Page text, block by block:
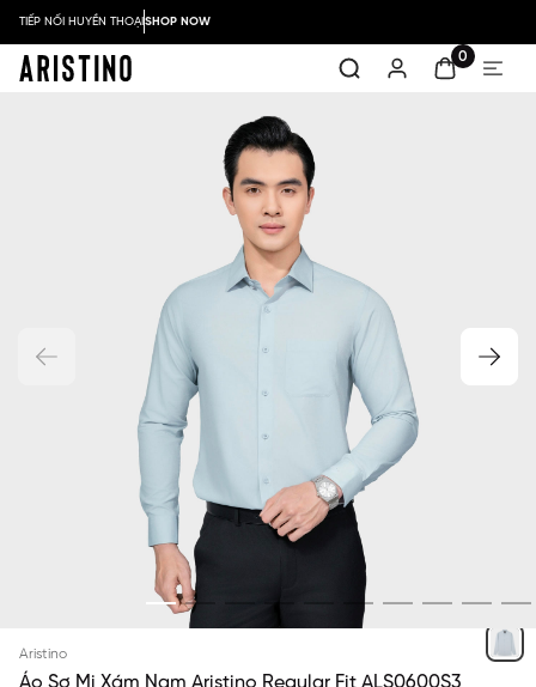
TIẾP NỐI HUYỀN THOẠISHOP NOW
0
Aristino
Áo Sơ Mi Xám Nam Aristino Regular Fit ALS0600S3